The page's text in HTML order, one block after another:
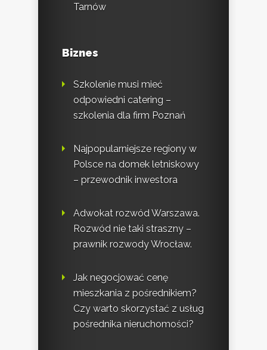
Tarnów
Biznes
Szkolenie musi mieć
odpowiedni catering –
szkolenia dla firm Poznań
Najpopularniejsze regiony w
Polsce na domek letniskowy
– przewodnik inwestora
Adwokat rozwód Warszawa.
Rozwód nie taki straszny –
prawnik rozwody Wrocław.
Jak negocjować cenę
mieszkania z pośrednikiem?
Czy warto skorzystać z usług
pośrednika nieruchomości?